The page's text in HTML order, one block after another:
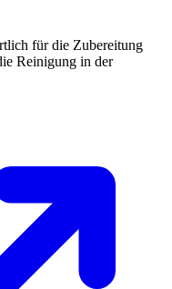
für die Zubereitung
Reinigung in der